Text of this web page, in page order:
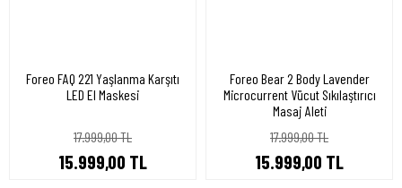
Foreo FAQ 221 Yaşlanma Karşıtı
LED El Maskesi
17.999,00 TL
15.999,00 TL
Foreo Bear 2 Body Lavender
Microcurrent Vücut Sıkılaştırıcı
Masaj Aleti
17.999,00 TL
15.999,00 TL